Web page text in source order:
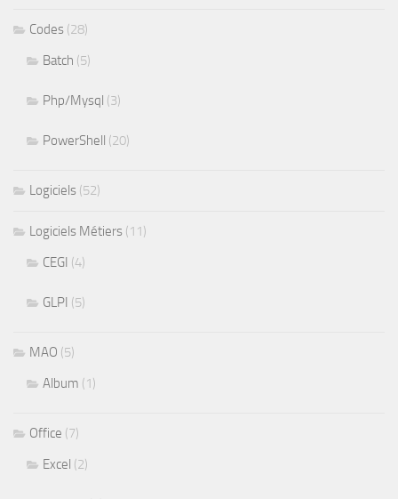
Codes (28)
Batch (5)
Php/Mysql (3)
PowerShell (20)
Logiciels (52)
Logiciels Métiers (11)
CEGI (4)
GLPI (5)
MAO (5)
Album (1)
Office (7)
Excel (2)